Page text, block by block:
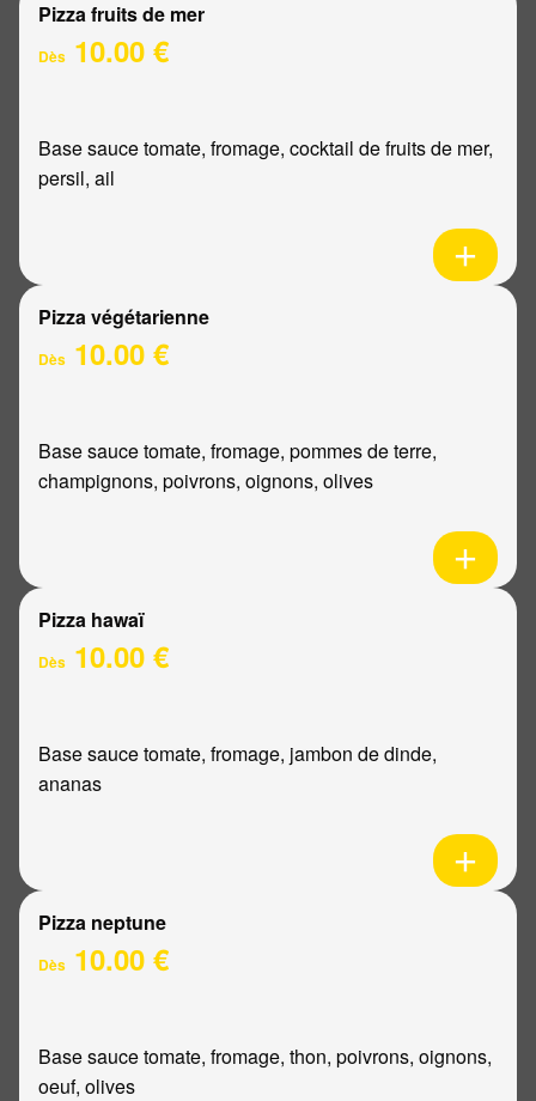
Pizza fruits de mer
Dès 10.00 €
Base sauce tomate, fromage, cocktail de fruits de mer,
persil, ail
Pizza végétarienne
Dès 10.00 €
Base sauce tomate, fromage, pommes de terre,
champignons, poivrons, oignons, olives
Pizza hawaï
Dès 10.00 €
Base sauce tomate, fromage, jambon de dinde,
ananas
Pizza neptune
Dès 10.00 €
Base sauce tomate, fromage, thon, poivrons, oignons,
oeuf, olives